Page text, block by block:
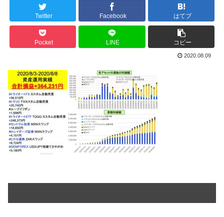
Twitter Facebook はてブ
Pocket LINE コピー
2020.08.09